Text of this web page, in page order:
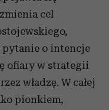
z innymi danymi
podczas
cel
pytanie o intencje
ofiary w strategii
władzę. W całej
pionkiem,